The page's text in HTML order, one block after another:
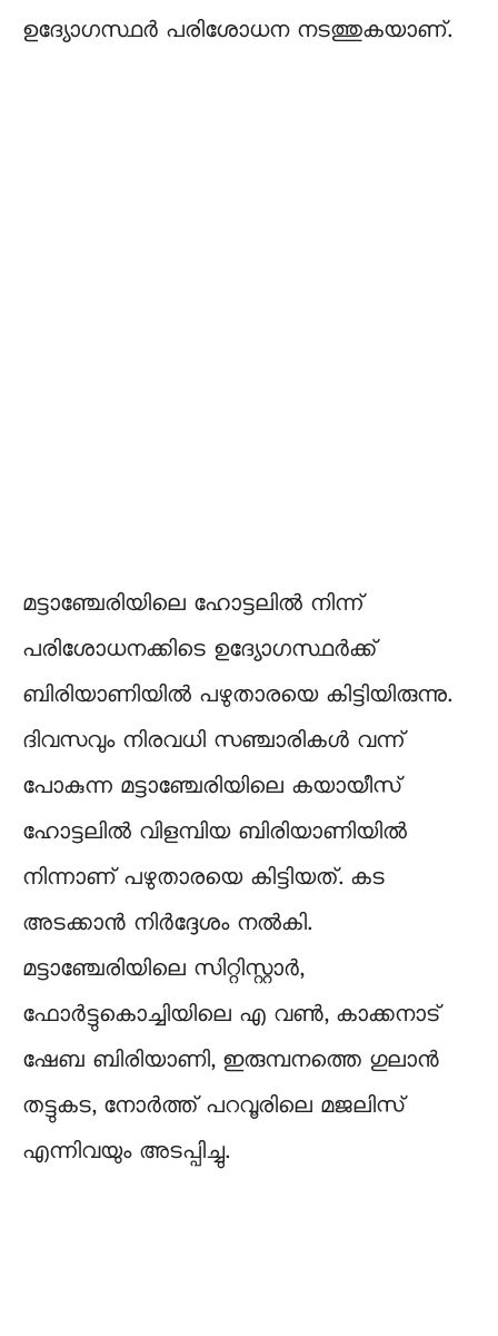
ഉദ്യോഗസ്ഥർ പരിശോധന നടത്തുകയാണ്.
മട്ടാ‌‌ഞ്ചേരിയിലെ ഹോട്ടലിൽ നിന്ന്
പരിശോധനക്കിടെ ഉദ്യോഗസ്ഥർക്ക്
ബിരിയാണിയിൽ പഴുതാരയെ കിട്ടിയിരുന്നു.
ദിവസവും നിരവധി സഞ്ചാരികൾ വന്ന്
പോകുന്ന മട്ടാഞ്ചേരിയിലെ കയായീസ്
ഹോട്ടലില്‍ വിളമ്പിയ ബിരിയാണിയിൽ
നിന്നാണ് പഴുതാരയെ കിട്ടിയത്. കട
അടക്കാൻ നിർദ്ദേശം നൽകി.
മട്ടാഞ്ചേരിയിലെ സിറ്റിസ്റ്റാർ,
ഫോർട്ടുകൊച്ചിയിലെ എ വൺ, കാക്കനാട്
ഷേബ ബിരിയാണി, ഇരുമ്പനത്തെ ഗുലാൻ
തട്ടുകട, നോർത്ത് പറവൂരിലെ മജലിസ്
എന്നിവയും അടപ്പിച്ചു.